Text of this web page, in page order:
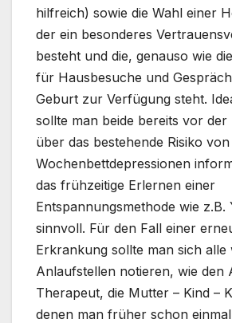
hilfreich) sowie die Wahl einer
der ein besonderes
besteht und die, genauso wie
für Hausbesuche und
Geburt zur Verfügung steht.
sollte man beide bereits vor der
über das bestehende Risiko
Wochenbettdepressionen
das frühzeitige Erlernen einer
Entspannungsmethode wie z.B.
sinnvoll. Für den Fall einer
Erkrankung sollte man sich alle
Anlaufstellen notieren, wie den
Therapeut, die Mutter – Kind –
denen man früher schon